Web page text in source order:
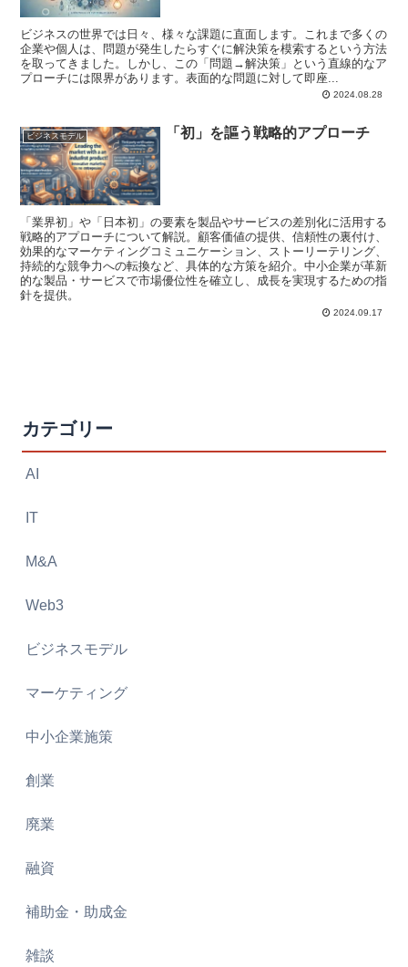
ビジネスの世界では日々、様々な課題に直面します。これまで多くの
企業や個人は、問題が発生したらすぐに解決策を模索するという方法
を取ってきました。しかし、この「問題→解決策」という直線的なア
プローチには限界があります。表面的な問題に対して即座...
2024.08.28
ビジネスモデル 「初」を謳う戦略的アプローチ
「業界初」や「日本初」の要素を製品やサービスの差別化に活用する
戦略的アプローチについて解説。顧客価値の提供、信頼性の裏付け、
効果的なマーケティングコミュニケーション、ストーリーテリング、
持続的な競争力への転換など、具体的な方策を紹介。中小企業が革新
的な製品・サービスで市場優位性を確立し、成長を実現するための指
針を提供。
2024.09.17
カテゴリー
AI
IT
M&A
Web3
ビジネスモデル
マーケティング
中小企業施策
創業
廃業
融資
補助金・助成金
雑談